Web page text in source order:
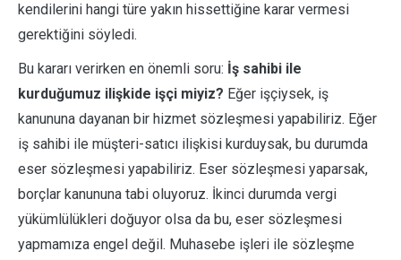
kendilerini hangi türe yakın hissettiğine karar vermesi
gerektiğini söyledi.
Bu kararı verirken en önemli soru: İş sahibi ile
kurduğumuz ilişkide işçi miyiz? Eğer işçiysek, iş
kanununa dayanan bir hizmet sözleşmesi yapabiliriz. Eğer
iş sahibi ile müşteri-satıcı ilişkisi kurduysak, bu durumda
eser sözleşmesi yapabiliriz. Eser sözleşmesi yaparsak,
borçlar kanununa tabi oluyoruz. İkinci durumda vergi
yükümlülükleri doğuyor olsa da bu, eser sözleşmesi
yapmamıza engel değil. Muhasebe işleri ile sözleşme